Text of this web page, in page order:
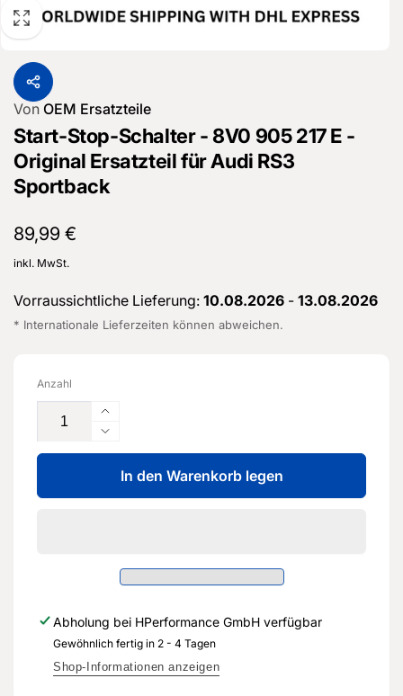
Von OEM Ersatzteile
Start-Stop-Schalter - 8V0 905 217 E -
Original Ersatzteil für Audi RS3
Sportback
Normaler
Preis
89,99 €
inkl. MwSt.
Vorraussichtliche Lieferung: 10.08.2026 - 13.08.2026
* Internationale Lieferzeiten können abweichen.
Anzahl
Erhöhe
die
Menge
für
Start-
8V0
905
E
-
Original
Verringere
die
Menge
für
8V0
217
E
-
In den Warenkorb legen
Abholung bei HPerformance GmbH verfügbar
Gewöhnlich fertig in 2 - 4 Tagen
Shop-Informationen anzeigen